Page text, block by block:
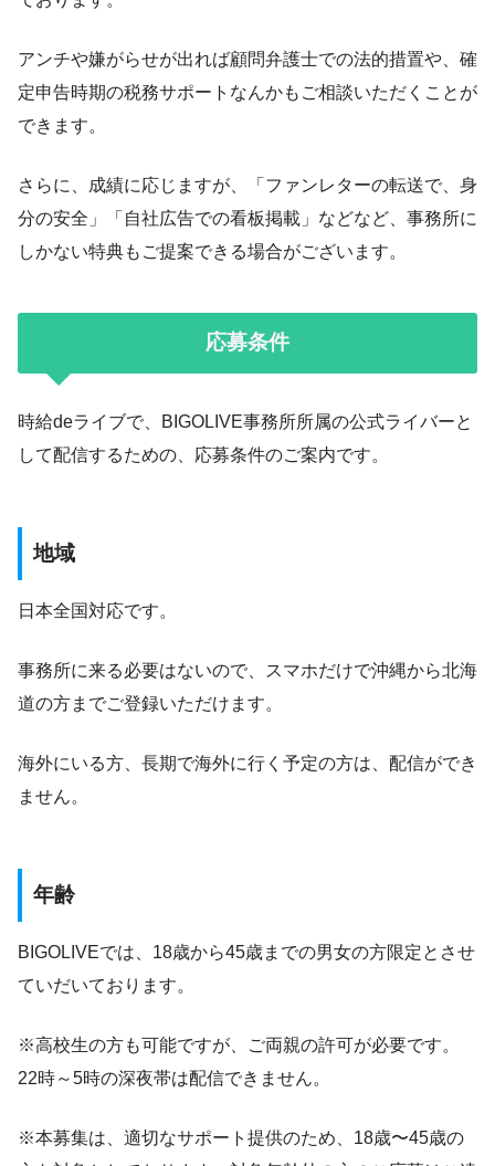
アンチや嫌がらせが出れば顧問弁護士での法的措置や、確
定申告時期の税務サポートなんかもご相談いただくことが
できます。
さらに、成績に応じますが、「ファンレターの転送で、身
分の安全」「自社広告での看板掲載」などなど、事務所に
しかない特典もご提案できる場合がございます。
応募条件
時給deライブで、BIGOLIVE事務所所属の公式ライバーと
して配信するための、応募条件のご案内です。
地域
日本全国対応です。
事務所に来る必要はないので、スマホだけで沖縄から北海
道の方までご登録いただけます。
海外にいる方、長期で海外に行く予定の方は、配信ができ
ません。
年齢
BIGOLIVEでは、18歳から45歳までの男女の方限定とさせ
ていだいております。
※高校生の方も可能ですが、ご両親の許可が必要です。
22時～5時の深夜帯は配信できません。
※本募集は、適切なサポート提供のため、18歳〜45歳の